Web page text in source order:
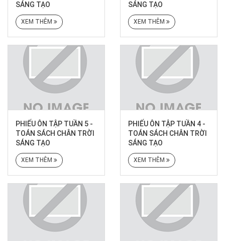
SÁNG TẠO
XEM THÊM
SÁNG TẠO
XEM THÊM
PHIẾU ÔN TẬP TUẦN 5 -
TOÁN SÁCH CHÂN TRỜI
SÁNG TẠO
XEM THÊM
PHIẾU ÔN TẬP TUẦN 4 -
TOÁN SÁCH CHÂN TRỜI
SÁNG TẠO
XEM THÊM